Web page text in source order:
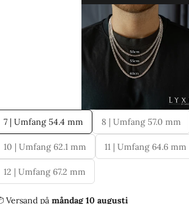
7 | Umfang 54.4 mm 8 | Umfang 57.0 mm
10 | Umfang 62.1 mm 11 | Umfang 64.6 mm
12 | Umfang 67.2 mm
Versandpå måndag 10 augusti